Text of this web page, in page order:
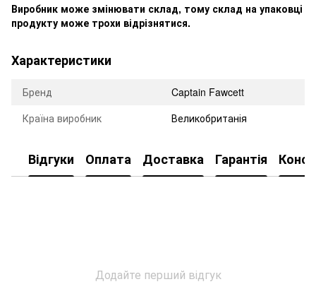
Виробник може змінювати склад, тому склад на упаковці
продукту може трохи відрізнятися.
Характеристики
Бренд
Captain Fawcett
Країна виробник
Великобританія
Відгуки Оплата Доставка Гарантія
Додайте перший відгук